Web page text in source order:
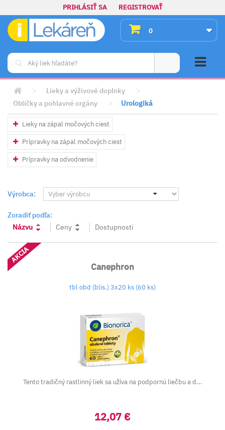
PRIHLÁSIŤ SA REGISTROVAŤ
0
> Lieky a výživové doplnky
>
Obličky a pohlavné orgány
> Urologiká
Lieky na zápal močových ciest
Prípravky na zápal močových ciest
Prípravky na odvodnenie
Výrobca:
Zoradiť podľa:
Názvu
Ceny Dostupnosti
Canephron
tbl obd (blis.) 3x20 ks (60 ks)
AKCIA
Tento tradičný rastlinný liek sa užíva na podpornú liečbu a d...
12,07 €